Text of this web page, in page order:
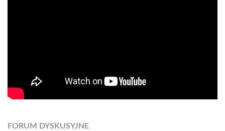
FORUM DYSKUSYJNE